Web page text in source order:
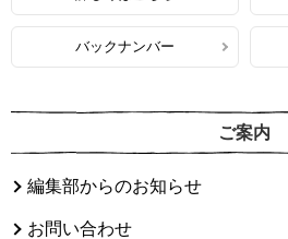
バックナンバー
ご案内
編集部からのお知らせ
お問い合わせ